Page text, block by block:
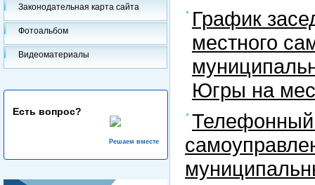
Законодательная карта сайта
Фотоальбом
Видеоматериалы
Есть вопрос?
Решаем вместе
График
местного
Югры на
Телефонный